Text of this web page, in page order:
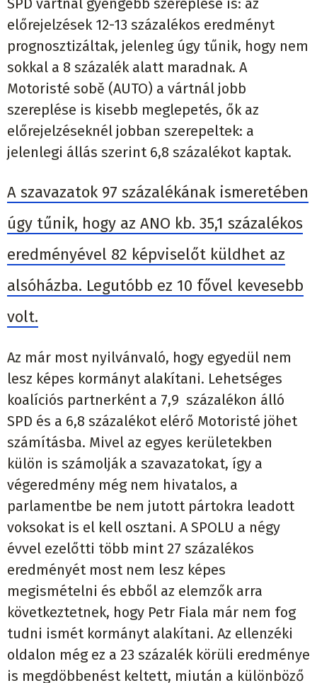
SPD vártnál gyengébb szereplése is: az
előrejelzések 12-13 százalékos eredményt
prognosztizáltak, jelenleg úgy tűnik, hogy nem
sokkal a 8 százalék alatt maradnak. A
Motoristé sobě (AUTO) a vártnál jobb
szereplése is kisebb meglepetés, ők az
előrejelzéseknél jobban szerepeltek: a
jelenlegi állás szerint 6,8 százalékot kaptak.
A szavazatok 97 százalékának ismeretében
úgy tűnik, hogy az ANO kb. 35,1 százalékos
eredményével 82 képviselőt küldhet az
alsóházba. Legutóbb ez 10 fővel kevesebb
volt.
Az már most nyilvánvaló, hogy egyedül nem
lesz képes kormányt alakítani. Lehetséges
koalíciós partnerként a 7,9 százalékon álló
SPD és a 6,8 százalékot elérő Motoristé jöhet
számításba. Mivel az egyes kerületekben
külön is számolják a szavazatokat, így a
végeredmény még nem hivatalos, a
parlamentbe be nem jutott pártokra leadott
voksokat is el kell osztani. A SPOLU a négy
évvel ezelőtti több mint 27 százalékos
eredményét most nem lesz képes
megismételni és ebből az elemzők arra
következtetnek, hogy Petr Fiala már nem fog
tudni ismét kormányt alakítani. Az ellenzéki
oldalon még ez a 23 százalék körüli eredménye
is megdöbbenést keltett, miután a különböző